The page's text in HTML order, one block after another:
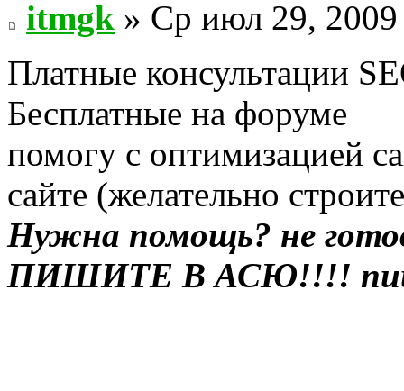
itmgk » Ср июл 29,
Платные консультации
Бесплатные на форуме
помогу с оптимизацией
сайте (желательно
Нужна помощь? не
ПИШИТЕ В АСЮ!!!!